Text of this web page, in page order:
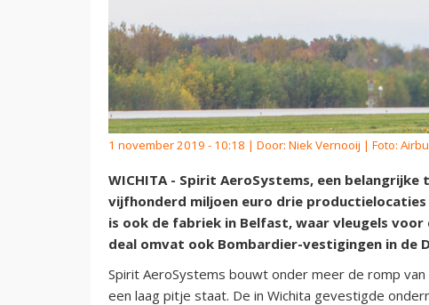
1 november 2019 - 10:18 | Door: Niek Vernooij | Foto:
WICHITA - Spirit AeroSystems, een
vijfhonderd miljoen euro drie
is ook de fabriek in Belfast, waar vleugels
deal omvat ook Bombardier-vestigingen in de
Spirit AeroSystems bouwt onder meer de romp
een laag pitje staat. De in Wichita gevestigde